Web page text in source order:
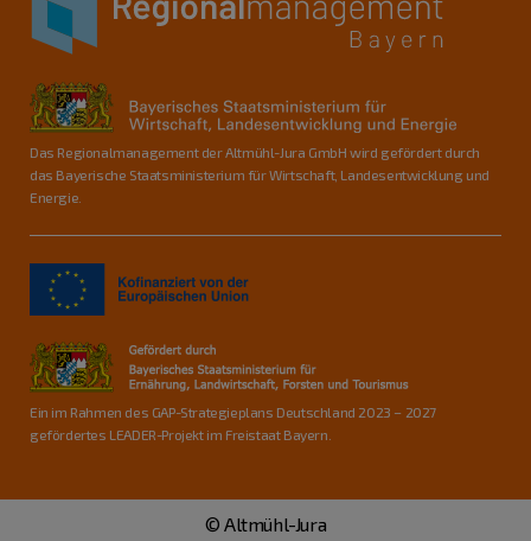
Das Regionalmanagement der Altmühl-Jura GmbH wird gefördert durch
das Bayerische Staatsministerium für Wirtschaft, Landesentwicklung und
Energie.
Ein im Rahmen des GAP-Strategieplans Deutschland 2023 – 2027
gefördertes LEADER-Projekt im Freistaat Bayern.
© Altmühl-Jura